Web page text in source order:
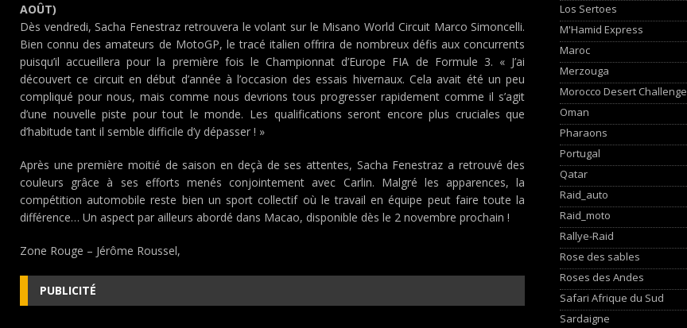
AOÛT)
Dès vendredi, Sacha Fenestraz retrouvera le volant sur le Misano World Circuit Marco Simoncelli.
Bien connu des amateurs de MotoGP, le tracé italien offrira de nombreux défis aux concurrents
puisqu’il accueillera pour la première fois le Championnat d’Europe FIA de Formule 3. « J’ai
découvert ce circuit en début d’année à l’occasion des essais hivernaux. Cela avait été un peu
compliqué pour nous, mais comme nous devrions tous progresser rapidement comme il s’agit
d’une nouvelle piste pour tout le monde. Les qualifications seront encore plus cruciales que
d’habitude tant il semble difficile d’y dépasser ! »
Après une première moitié de saison en deçà de ses attentes, Sacha Fenestraz a retrouvé des
couleurs grâce à ses efforts menés conjointement avec Carlin. Malgré les apparences, la
compétition automobile reste bien un sport collectif où le travail en équipe peut faire toute la
différence… Un aspect par ailleurs abordé dans Macao, disponible dès le 2 novembre prochain !
Zone Rouge – Jérôme Roussel,
PUBLICITÉ
Los Sertoes
M'Hamid Express
Maroc
Merzouga
Morocco Desert Challenge
Oman
Pharaons
Portugal
Qatar
Raid_auto
Raid_moto
Rallye-Raid
Rose des sables
Roses des Andes
Safari Afrique du Sud
Sardaigne